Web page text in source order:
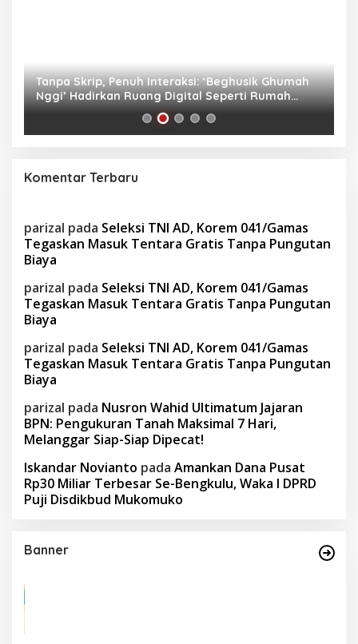
Tanpa Skrip, Penuh Interaksi: ‘Beghusik Ghumah
Nggi’ Hadirkan Ruang Digital Seperti Rumah
Sendiri
Komentar Terbaru
parizal pada Seleksi TNI AD, Korem 041/Gamas
Tegaskan Masuk Tentara Gratis Tanpa Pungutan
Biaya
parizal pada Seleksi TNI AD, Korem 041/Gamas
Tegaskan Masuk Tentara Gratis Tanpa Pungutan
Biaya
parizal pada Seleksi TNI AD, Korem 041/Gamas
Tegaskan Masuk Tentara Gratis Tanpa Pungutan
Biaya
parizal pada Nusron Wahid Ultimatum Jajaran
BPN: Pengukuran Tanah Maksimal 7 Hari,
Melanggar Siap-Siap Dipecat!
Iskandar Novianto pada Amankan Dana Pusat
Rp30 Miliar Terbesar Se-Bengkulu, Waka I DPRD
Puji Disdikbud Mukomuko
Banner